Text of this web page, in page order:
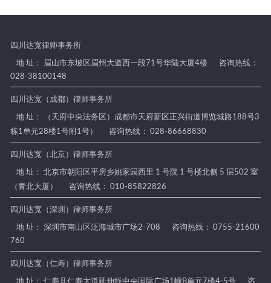
四川达宽律师事务所
地 址： 眉山市东坡区眉州大道西一段71号华陆大厦4楼
咨询热线：
028-38100148
四川达宽（成都）律师事务所
地 址： （天府中央法务区）成都市天府新区正兴街道博览城路188号3
栋1单元28楼1号附1号）
咨询热线： 028-86668830
四川达宽（北京）律师事务所
地 址： 北京市朝阳区平房乡姚家园西里 1 号院 1 号楼北侧 5 层502 室
（青北大厦）
咨询热线： 010-85822826
四川达宽（深圳）律师事务所
地 址： 深圳市南山区泛海城市广场2-708
咨询热线： 0755-21600
760
四川达宽（仁寿）律师事务所